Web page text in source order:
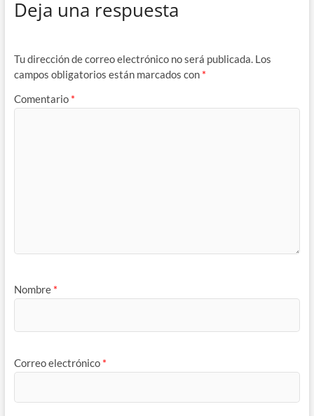
Deja una respuesta
Tu dirección de correo electrónico no será publicada. Los
campos obligatorios están marcados con *
Comentario *
Nombre *
Correo electrónico *